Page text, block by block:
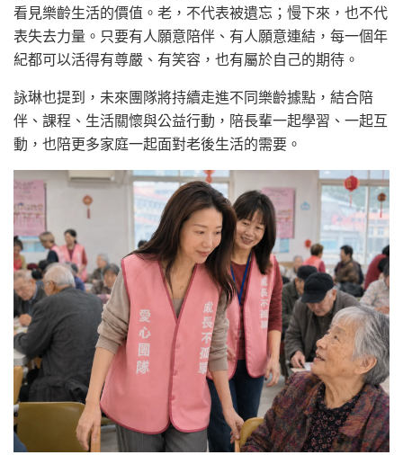
看見樂齡生活的價值。老，不代表被遺忘；慢下來，也不代
表失去力量。只要有人願意陪伴、有人願意連結，每一個年
紀都可以活得有尊嚴、有笑容，也有屬於自己的期待。
詠琳也提到，未來團隊將持續走進不同樂齡據點，結合陪
伴、課程、生活關懷與公益行動，陪長輩一起學習、一起互
動，也陪更多家庭一起面對老後生活的需要。